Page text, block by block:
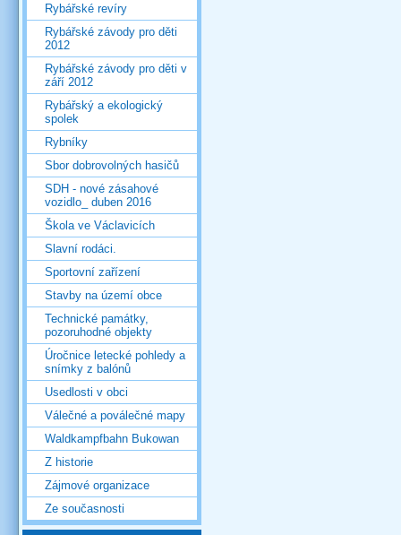
Rybářské revíry
Rybářské závody pro děti
2012
Rybářské závody pro děti v
září 2012
Rybářský a ekologický
spolek
Rybníky
Sbor dobrovolných hasičů
SDH - nové zásahové
vozidlo_ duben 2016
Škola ve Václavicích
Slavní rodáci.
Sportovní zařízení
Stavby na území obce
Technické památky,
pozoruhodné objekty
Úročnice letecké pohledy a
snímky z balónů
Usedlosti v obci
Válečné a poválečné mapy
Waldkampfbahn Bukowan
Z historie
Zájmové organizace
Ze současnosti